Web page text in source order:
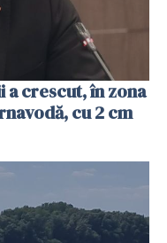
a crescut, în zona
cu 2 cm